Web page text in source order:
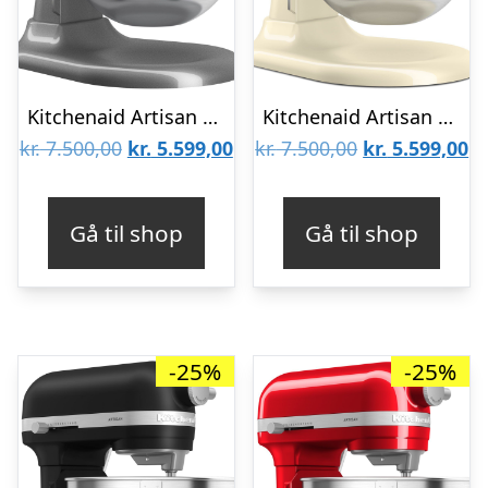
Kitchenaid Artisan 5KSM70SHXE røremaskine 6,6 liter, medallion silver
kr.7.500,00 Den
var:
kr. 7.500,00.
kr. 5.599,00Den
kr. 5.599,00.
Gå til shop
Kitchenaid Artisan 5KSM70SHXE røremaskine 6,6 liter, almond cream
kr.7.500,00 Den
var:
kr. 7.500,00.
kr. 5.599,00
Gå til shop
-25% -25%